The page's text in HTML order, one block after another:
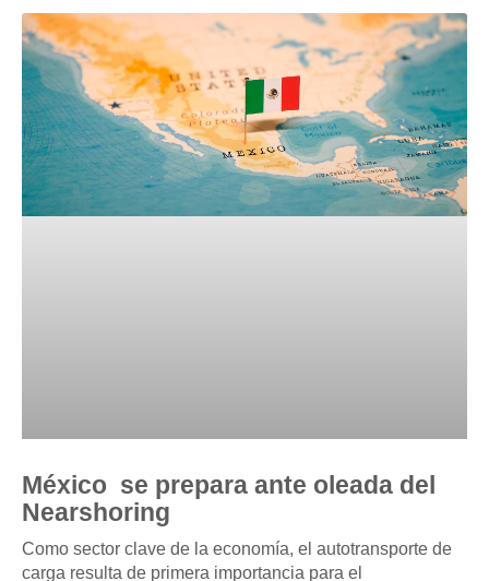
México se prepara ante oleada del
Nearshoring
Como sector clave de la economía, el autotransporte de
carga resulta de primera importancia para el